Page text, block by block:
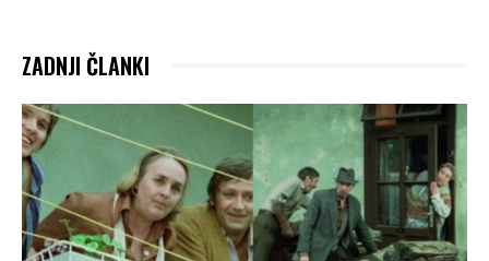
ZADNJI ČLANKI